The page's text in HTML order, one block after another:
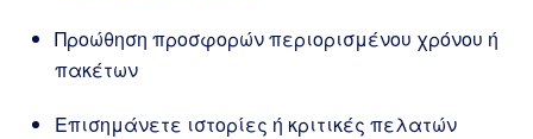
Προώθηση προσφορών περιορισμένου χρόνου ή
πακέτων
Επισημάνετε ιστορίες ή κριτικές πελατών